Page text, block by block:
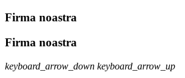
Firma noastra
Firma noastra
keyboard_arrow_down keyboard_arrow_up